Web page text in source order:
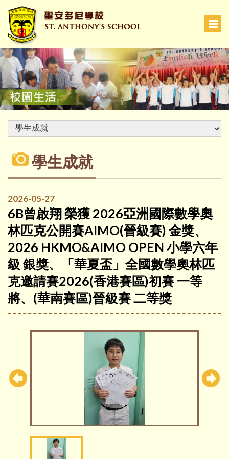
學生成就
2026-05-27
6B曾啟翔 榮獲 2026亞洲國際數學奧
林匹克公開賽AIMO(晉級賽) 金獎、
2026 HKMO&AIMO OPEN 小學六年
級 銀獎、「華夏盃」全國數學奧林匹
克邀請賽2026(香港賽區)初賽 一等
將、(華南賽區)晉級賽 二等獎